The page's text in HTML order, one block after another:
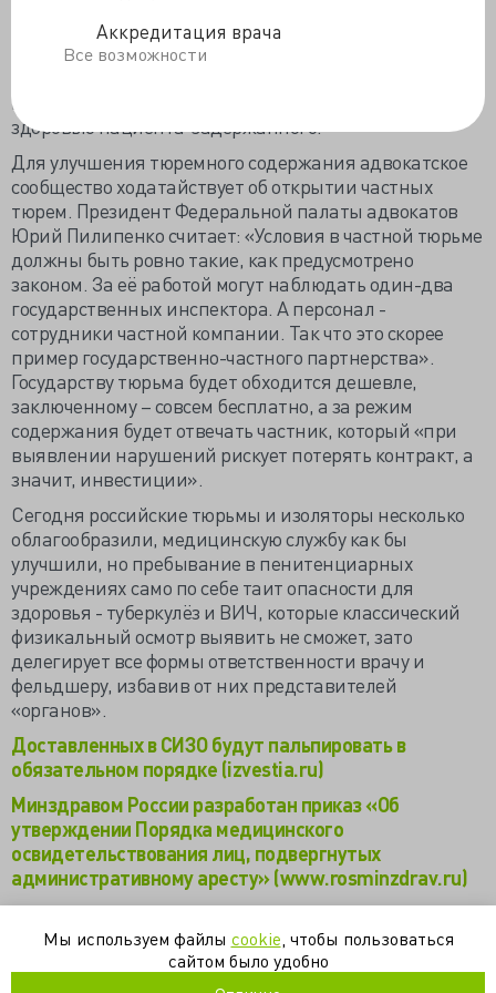
Аккредитация врача
Все возможности
возникает возможность спросить с врача, к примеру,
почему он при осмотре 3 года назад не заметил
иском о возмещении вреда халатного отношения к
здоровью пациента-задержанного.
Для улучшения тюремного содержания адвокатское
сообщество ходатайствует об открытии частных
тюрем. Президент Федеральной палаты адвокатов
Юрий Пилипенко считает: «Условия в частной тюрьме
должны быть ровно такие, как предусмотрено
законом. За её работой могут наблюдать один-два
государственных инспектора. А персонал -
сотрудники частной компании. Так что это скорее
пример государственно-частного партнерства».
Государству тюрьма будет обходится дешевле,
заключенному – совсем бесплатно, а за режим
содержания будет отвечать частник, который «при
выявлении нарушений рискует потерять контракт, а
значит, инвестиции».
Сегодня российские тюрьмы и изоляторы несколько
облагообразили, медицинскую службу как бы
улучшили, но пребывание в пенитенциарных
учреждениях само по себе таит опасности для
здоровья - туберкулёз и ВИЧ, которые классический
физикальный осмотр выявить не сможет, зато
делегирует все формы ответственности врачу и
фельдшеру, избавив от них представителей
«органов».
Доставленных в СИЗО будут пальпировать в
обязательном порядке (izvestia.ru)
Минздравом России разработан приказ «Об
утверждении Порядка медицинского
освидетельствования лиц, подвергнутых
административному аресту» (www.rosminzdrav.ru)
Об утверждении Порядка медицинского
освидетельствования лиц, подвергнутых
административному аресту (regulation.gov.ru)
Мы используем файлы cookie , чтобы пользоваться
сайтом было удобно